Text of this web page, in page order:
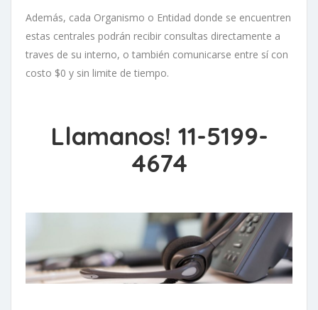
Además, cada Organismo o Entidad donde se encuentren
estas centrales podrán recibir consultas directamente a
traves de su interno, o también comunicarse entre sí con
costo $0 y sin limite de tiempo.
Llamanos! 11-5199-
4674